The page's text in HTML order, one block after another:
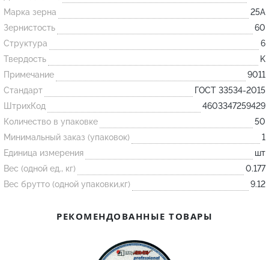
Огнеупорные
изделия
Скачать каталог
Тигель
Муфель
Черпак
Шербер
Трубка
Стержень
Подставка
Марка зерна
25А
Зернистость
60
Структура
6
Твердость
K
Примечание
9011
Стандарт
ГОСТ 33534-2015
ШтрихКод
4603347259429
Количество в упаковке
50
Минимальный заказ (упаковок)
1
Единица измерения
шт
Вес (одной ед., кг)
0.177
Вес брутто (одной упаковки,кг)
9.12
РЕКОМЕНДОВАННЫЕ ТОВАРЫ